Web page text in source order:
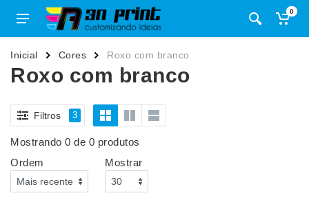
0
Inicial Cores Roxo com branco
Roxo com branco
Filtros 3
Mostrando 0 de 0 produtos
Ordem
Mostrar